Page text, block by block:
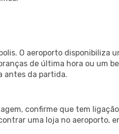
O aeroporto disponibiliza
de última hora ou um
antes da partida.
confirme que tem
uma loja no aeroporto,